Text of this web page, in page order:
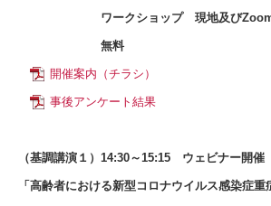
ワークショップ 現地及び
無料
開催案内（チラシ）
事後アンケート結果
（基調講演１）14:30～15:15 ウェビナー開催
「高齢者における新型コロナウイルス感染症